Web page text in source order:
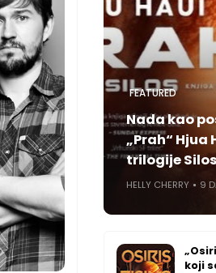
FEATURED
Nada kao
„Prah“ Hjua
trilogije Silos
HELLY CHERRY 9
koji